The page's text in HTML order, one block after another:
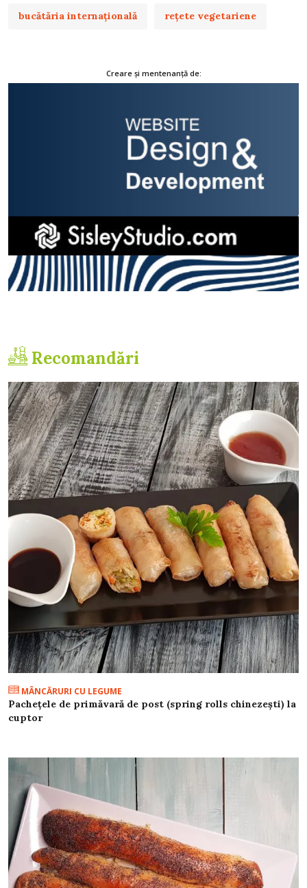
bucătăria internațională rețete vegetariene
Creare și mentenanță de:
Recomandări
MÂNCĂRURI CU LEGUME
Pachețele de primăvară de post (spring rolls chinezești) la
cuptor